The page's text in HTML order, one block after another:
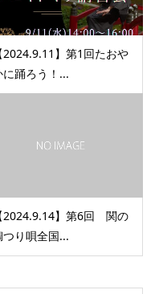
【2024.9.11】第1回たおや
に踊ろう！...
2024.9.14】第6回 関の
つり唄全国...